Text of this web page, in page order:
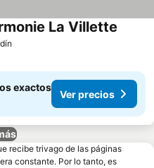
La Villette
exactos
Ver precios
recibe trivago de las páginas
constante. Por lo tanto, es